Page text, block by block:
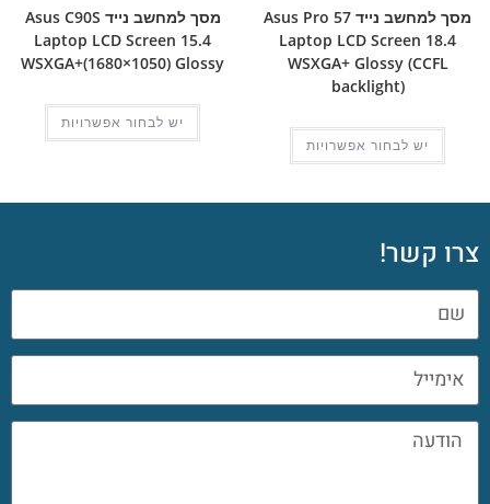
מסך למחשב נייד Asus Pro 57
Laptop LCD Screen 18.4
WSXGA+ Glossy (CCFL
backlight)
יש לבחור אפשרויות
מסך למחשב נייד Asus C90S
Laptop LCD Screen 15.4
WSXGA+(1680×1050) Glossy
יש לבחור אפשרויות
צרו קשר!